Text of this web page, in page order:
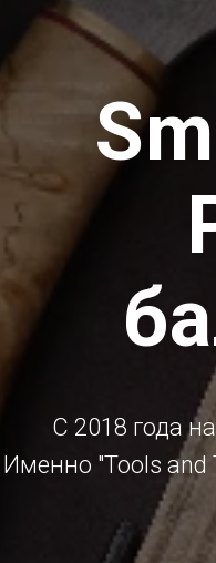
С 2018 года
Именно "Tools and